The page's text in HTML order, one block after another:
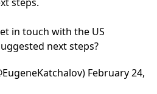
in touch with the US
next steps?
February 24,